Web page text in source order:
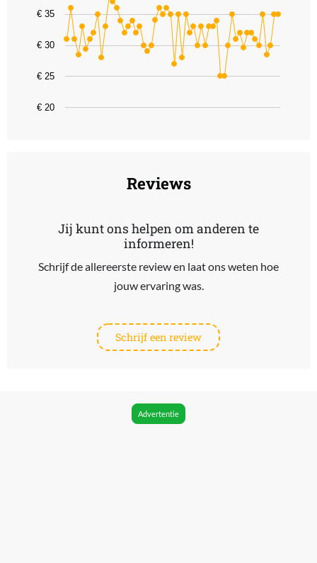
Line chart with 56 data points.
The chart has 1 X axis displaying categories.
The chart has 1 Y axis displaying values. Data ranges from 24.99
€ 20
€ 25
€ 30
€ 35
Reviews
Jij kunt ons helpen om anderen te
informeren!
Schrijf de allereerste review en laat ons weten hoe
jouw ervaring was.
Schrijf een review
Advertentie